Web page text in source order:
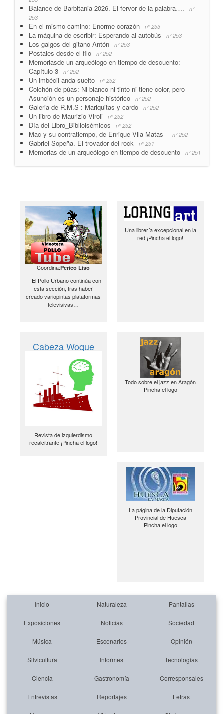
Balance de Barbitania 2026. El fervor de la palabra…. - nº
253
En el mismo camino: Enorme corazón - nº 253
La máquina de escribir: Esperando al autobús - nº 253
Los galgos del gitano Antón - nº 253
Postales desde el filo - nº 252
Memoriasde un arqueólogo en tiempo de descuento:
Capítulo 3 - nº 252
Un imbécil anda suelto - nº 252
Colchón de púas: Ni blanco ni tinto ni tiene color, pero
Asunción es un personaje histórico - nº 252
Galeria de R.M.S : Mariquitas y cardo - nº 252
Un libro de Maurizio Viroli - nº 252
Día del Libro_Biblioisémicos - nº 252
Mac y su contratiempo, de Enrique Vila-Matas - nº 252
Gabriel Sopeña. El trovador del rock - nº 251
Memorias de un arqueólogo en tiempo de descuento - nº 251
Coordina:Perico Liso
El Pollo Urbano continúa con
esta sección, tras haber
creado variopintas plataformas
televisivas…
Una librería excepcional en la
red ¡Pincha el logo!
Cabeza Woque
Revista de izquierdismo
recalcitrante ¡Pincha el logo!
Todo sobre el jazz en Aragón
¡Pincha el logo!
La página de la Diputación
Provincial de Huesca
¡Pincha el logo!
Inicio Naturaleza Pantallas
Exposiciones Noticias Sociedad
Música Escenarios Opinión
Silvicultura Informes Tecnologías
Ciencia Gastronomía Corresponsales
Entrevistas Reportajes Letras